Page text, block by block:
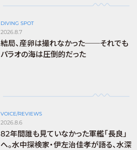
DIVING SPOT
2026.8.7
結局、産卵は撮れなかった──それでも
パラオの海は圧倒的だった
VOICE/REVIEWS
2026.8.6
82年間誰も見ていなかった軍艦「長良」
へ。水中探検家・伊左治佳孝が語る、水深